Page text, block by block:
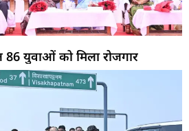
86 युवाओं को मिला रोजगार